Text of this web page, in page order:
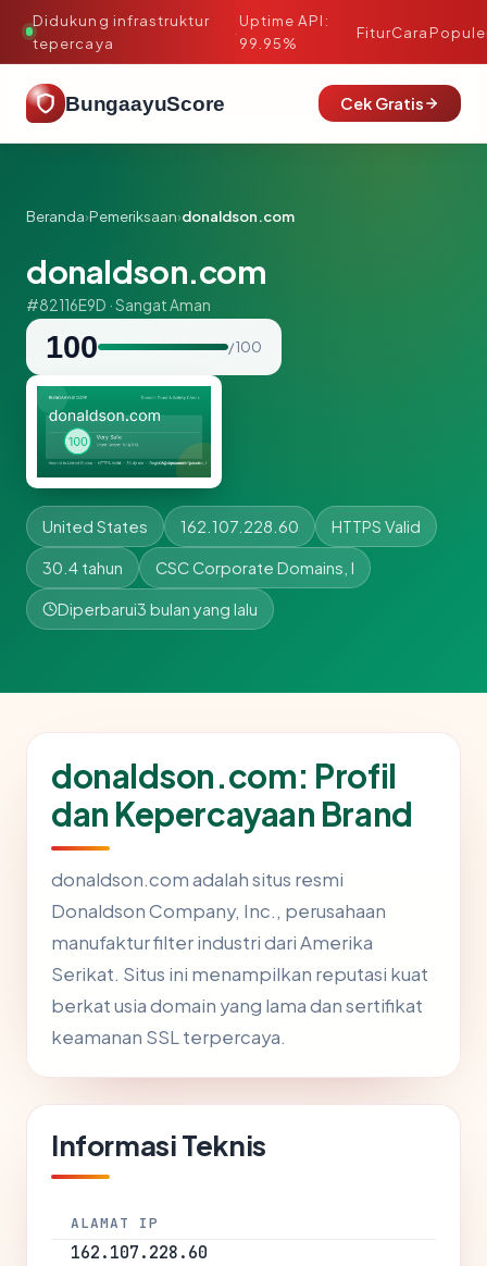
Didukung infrastruktur
tepercaya
·
Uptime API:
99.95%
FiturCara
BungaayuScore Cek Gratis
Beranda›Pemeriksaan›donaldson.com
donaldson.com
#82116E9D · Sangat Aman
100 / 100
United States 162.107.228.60 HTTPS Valid
30.4 tahun CSC Corporate Domains, I
Diperbarui3 bulan yang lalu
donaldson.com: Profil
dan Kepercayaan Brand
donaldson.com adalah situs resmi
Donaldson Company, Inc., perusahaan
manufaktur filter industri dari Amerika
Serikat. Situs ini menampilkan reputasi kuat
berkat usia domain yang lama dan sertifikat
keamanan SSL terpercaya.
Informasi Teknis
ALAMAT IP
162.107.228.60